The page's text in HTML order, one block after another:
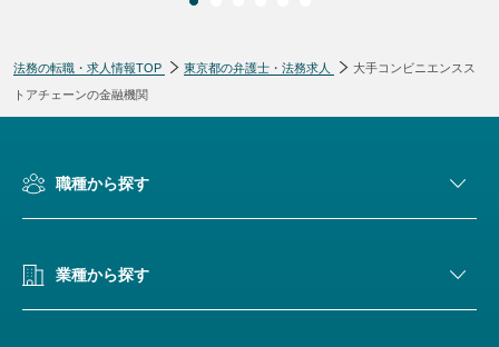
法務の転職・求人情報TOP 東京都の弁護士・法務求人
大手コンビニエンスス
トアチェーンの金融機関
職種から探す
業種から探す